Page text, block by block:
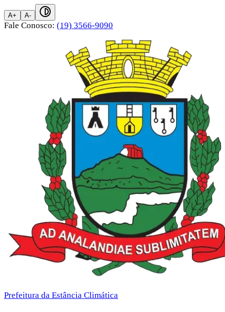
A+ A-
Fale Conosco: (19) 3566-9090
Prefeitura da Estância Climática